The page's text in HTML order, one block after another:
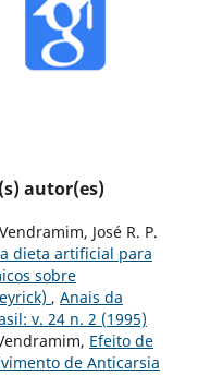
autor(es)
José R. P.
dieta artificial para
sobre
, Anais da
v. 24 n. 2 (1995)
Efeito de
de Anticarsia